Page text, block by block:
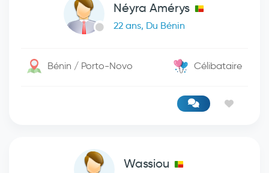
Néyra Amérys
22 ans, Du Bénin
Bénin / Porto-Novo Célibataire
Wassiou